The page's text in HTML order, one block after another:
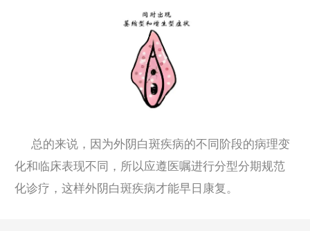
总的来说，因为外阴白斑疾病的不同阶段的病理变
化和临床表现不同，所以应遵医嘱进行分型分期规范
化诊疗，这样外阴白斑疾病才能早日康复。